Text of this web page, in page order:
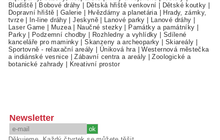
Bludiště
Bobové dráhy Dětská hřiště venkovní Dětské koutky
Dopravní hřiště
Galerie Hvězdárny a planetária|
Hrady, zámky,
tvrze| In-line dráhy |Jeskyně| Lanové parky Lanové dráhy
Laser Game
Muzea| Naučné stezky Památky a památníky
Parky| Podzemní chodby Rozhledny a vyhlídky
Sdílené
kanceláře pro maminky |Skanzeny a archeoparky Skiareály
Sportovně - relaxační areály
Úniková hra|Westernová městečka
a indiánské vesnice |Zábavní centra a areály |Zoologické a
botanické zahrady
Kreativní prostor
Newsletter